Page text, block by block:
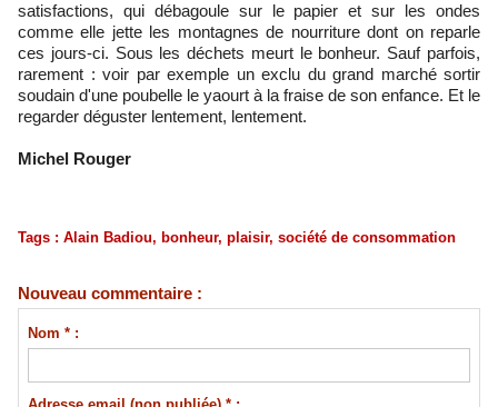
satisfactions, qui débagoule sur le papier et sur les ondes
comme elle jette les montagnes de nourriture dont on reparle
ces jours-ci. Sous les déchets meurt le bonheur. Sauf parfois,
rarement : voir par exemple un exclu du grand marché sortir
soudain d'une poubelle le yaourt à la fraise de son enfance. Et le
regarder déguster lentement, lentement.
Michel Rouger
Tags : Alain Badiou, bonheur, plaisir, société de consommation
Nouveau commentaire :
Nom * :